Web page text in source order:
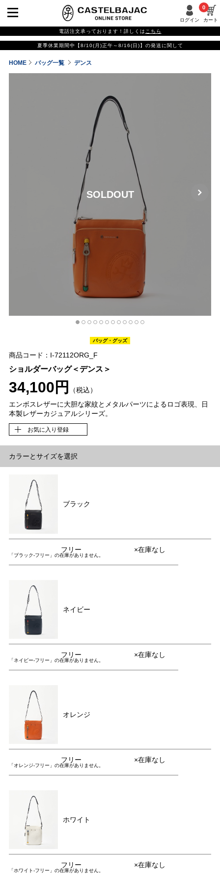
ログイン カート
0
電話注文承っております！詳しくは こちら
夏季休業期間中【8/10(月)正午～8/16(日)】の発送に関して
HOME バッグ一覧 デンス
SOLDOUT
バッグ・グッズ
商品コード：I-72112ORG_F
ショルダーバッグ＜デンス＞
34,100円
（税込）
エンボスレザーに大胆な家紋とメタルパーツによるロゴ表現、日
本製レザーカジュアルシリーズ。
お気に入り登録
カラーとサイズを選択
ブラック
フリー ×在庫なし
「ブラック-フリー」の在庫がありません。
ネイビー
フリー ×在庫なし
「ネイビー-フリー」の在庫がありません。
オレンジ
フリー ×在庫なし
「オレンジ-フリー」の在庫がありません。
ホワイト
フリー ×在庫なし
「ホワイト-フリー」の在庫がありません。